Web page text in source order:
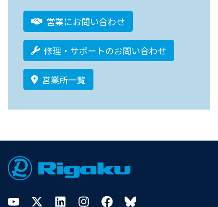
営業にお問い合わせ
修理・サポートのお問い合わせ
営業所一覧
Footer
YouTubeTwitterLinkedInInstagramFacebookBluesky